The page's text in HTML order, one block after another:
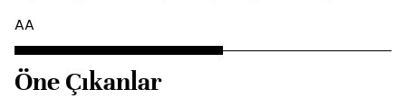
AA
Öne Çıkanlar